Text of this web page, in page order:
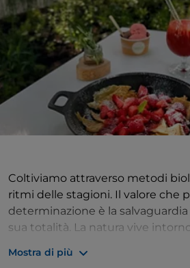
Coltiviamo attraverso metodi
ritmi delle stagioni. Il valore che
determinazione è la
sua totalità. La natura vive
pause pranzo e aperitivi tra i
Mostra di più